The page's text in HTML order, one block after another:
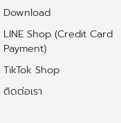
Download
LINE Shop (Credit Card
Payment)
TikTok Shop
ติดต่อเรา